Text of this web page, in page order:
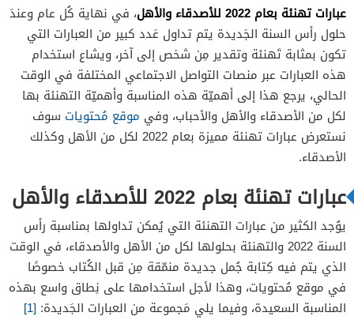
عبارات تهنئة بعام 2022 للأصدقاء والأهل
، في نهاية كُل عام وعندَ
حلول رأس السنة الجَديدة يتم تداول عَدد كبير من العبارات التي
تكون بمثابة تَهنئة وتقدير مِن شخص إلى آخر، ويشاع استخدام
هذه العبارات عبر منصات التواصل الاجتماعي المختلفة في الوقت
الحالي، يرجع هذا إلى أهميّة هذه المناسبة وأهميّة التهنئة بها
لكل من الأصدقاء والأهل والأحباب، وفي موقع مُحتويات سوف
نستعرض عبارات تهنئة مميزة بعام 2022 لكل من الأهل وكذلك
الأصدقاء.
عبارات تهنئة بعام 2022 للأصدقاء والأهل
يوُجد الكثير من عبارات التهنئة التي يُمكن تداولها بمناسبة رأس
السنة 2022 والتهنئة بحلولها لكل من الأهل والأصدقاء، في الوقت
الذي يتم فيه كِتابة جُمل جديدة منمّقة مِن قبل الكُتاب خصوصًا
في موقع مُحتويات، وهذا لأجل استخدامها على نِطاق واسع بهذه
المناسبة السعيدة، وفيما يلي مَجموعة من العبارات الجَديدة: [1]